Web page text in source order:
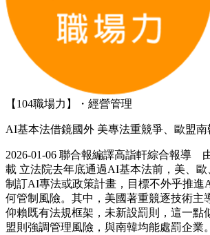
【104職場力】・經營管理
AI基本法借鏡國外 美專法重競爭、歐盟南
2026-01-06 聯合報編譯高詣軒綜合報導
載 立法院去年底通過AI基本法前，美、
制訂AI專法或政策計畫，目標不外乎推進
何管制風險。其中，美國著重競逐技術主
仰賴既有法規框架，未新設罰則，這一點
盟則強調管理風險，與南韓均能處罰企業